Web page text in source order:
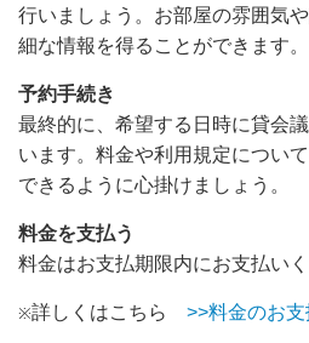
行いましょう。お部屋の雰囲気
細な情報を得ることができます。
予約手続き
最終的に、希望する日時に貸会
います。料金や利用規定につい
できるように心掛けましょう。
料金を支払う
料金はお支払期限内にお支払いく
※詳しくはこちら >>料金のお